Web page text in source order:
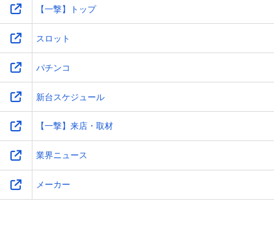
【一撃】トップ
スロット
パチンコ
新台スケジュール
【一撃】来店・取材
業界ニュース
メーカー